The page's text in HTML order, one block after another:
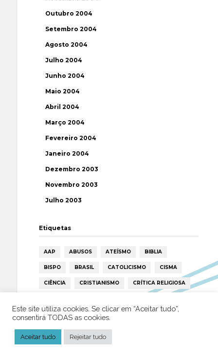
Outubro 2004
Setembro 2004
Agosto 2004
Julho 2004
Junho 2004
Maio 2004
Abril 2004
Março 2004
Fevereiro 2004
Janeiro 2004
Dezembro 2003
Novembro 2003
Julho 2003
Etiquetas
AAP ABUSOS ATEÍSMO BIBLIA
BISPO BRASIL CATOLICISMO CISMA
CIÊNCIA CRISTIANISMO CRÍTICA RELIGIOSA
ESPIRITISMO ESTATÍSTICAS
FÁTIMA HISTÓRIA
ICAR IGREJA ISLAMISMO
Este site utiliza cookies. Se clicar em “Aceitar tudo”,
consentirá TODAS as cookies.
Aceitar tudo Rejeitar tudo